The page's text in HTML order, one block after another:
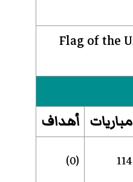
مباريات أهداف
114
(0)